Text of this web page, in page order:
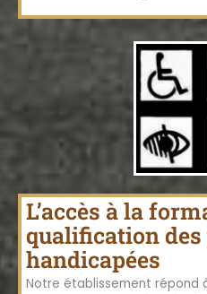
L’accès à la
qualification des
handicapées
Notre établissement répond